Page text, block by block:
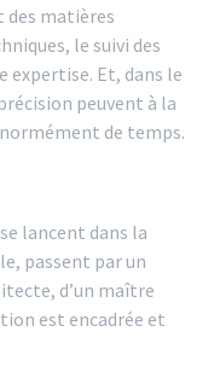
des matières
le suivi des
expertise. Et, dans le
peuvent à la
de temps.
lancent dans la
passent par un
d’un maître
est encadrée et